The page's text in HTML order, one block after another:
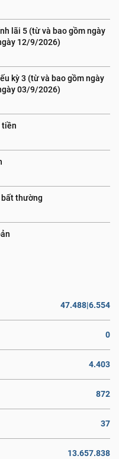
lãi 5 (từ và bao gồm ngày
12/9/2026)
kỳ 3 (từ và bao gồm ngày
03/9/2026)
tiền
bất thường
47.488|6.554
0
4.403
872
37
13.657.838